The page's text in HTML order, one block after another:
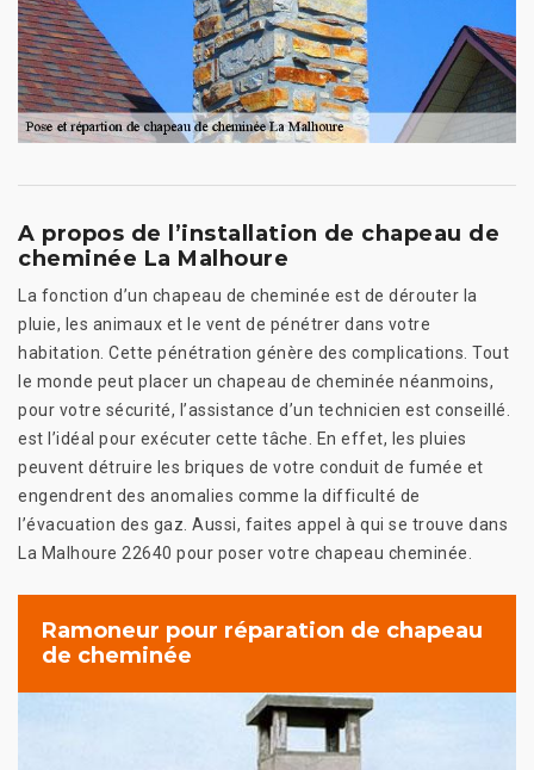
A propos de l’installation de chapeau de
cheminée La Malhoure
La fonction d’un chapeau de cheminée est de dérouter la
pluie, les animaux et le vent de pénétrer dans votre
habitation. Cette pénétration génère des complications. Tout
le monde peut placer un chapeau de cheminée néanmoins,
pour votre sécurité, l’assistance d’un technicien est conseillé.
est l’idéal pour exécuter cette tâche. En effet, les pluies
peuvent détruire les briques de votre conduit de fumée et
engendrent des anomalies comme la difficulté de
l’évacuation des gaz. Aussi, faites appel à qui se trouve dans
La Malhoure 22640 pour poser votre chapeau cheminée.
Ramoneur pour réparation de chapeau
de cheminée